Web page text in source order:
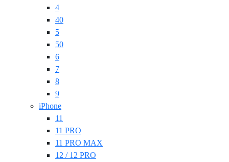
4
40
5
50
6
7
8
9
iPhone
11
11 PRO
11 PRO MAX
12 / 12 PRO